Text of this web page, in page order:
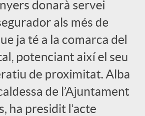
donarà servei
als més de
ja té a la comarca del
potenciant així el seu
de proximitat. Alba
de l’Ajuntament
ha presidit l’acte